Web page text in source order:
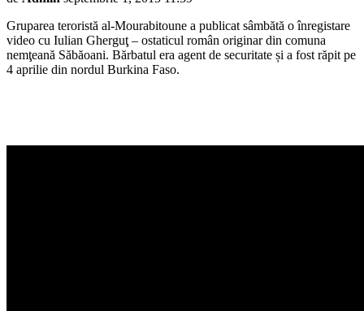
Gruparea teroristă al-Mourabitoune a publicat sâmbătă o înregistare
video cu Iulian Gherguţ – ostaticul român originar din comuna
nemţeană Săbăoani. Bărbatul era agent de securitate și a fost răpit pe
4 aprilie din nordul Burkina Faso.